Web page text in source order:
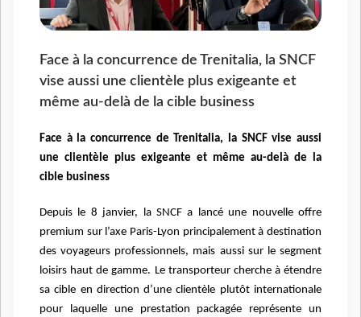
Face à la concurrence de Trenitalia, la SNCF
vise aussi une clientèle plus exigeante et
même au-delà de la cible business
Face à la concurrence de Trenitalia, la SNCF vise aussi
une clientèle plus exigeante et même au-delà de la
cible business
Depuis le 8 janvier, la SNCF a lancé une nouvelle offre
premium sur l’axe Paris-Lyon principalement à destination
des voyageurs professionnels, mais aussi sur le segment
loisirs haut de gamme. Le transporteur cherche à étendre
sa cible en direction d’une clientèle plutôt internationale
pour laquelle une prestation packagée représente un